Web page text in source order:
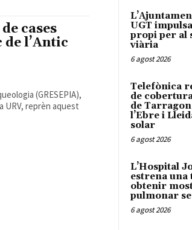
cases
l’Antic
(GRESEPIA),
URV, reprèn aquest
UGT
propi per al
viària
6 agost 2026
Telefònica
de
de
l’Ebre i
solar
6 agost 2026
L’Hospital
estrena una
obtenir
pulmonar
6 agost 2026